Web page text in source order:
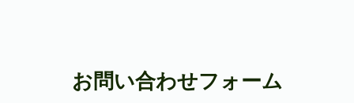
お問い合わせフォーム